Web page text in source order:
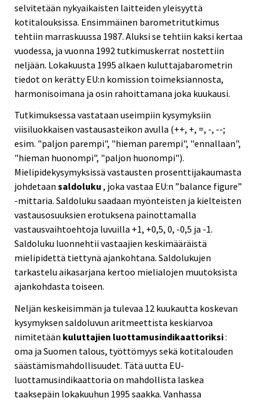
selvitetään nykyaikaisten laitteiden yleisyyttä
kotitalouksissa. Ensimmäinen barometritutkimus
tehtiin marraskuussa 1987. Aluksi se tehtiin kaksi kertaa
vuodessa, ja vuonna 1992 tutkimuskerrat nostettiin
neljään. Lokakuusta 1995 alkaen kuluttajabarometrin
tiedot on kerätty EU:n komission toimeksiannosta,
harmonisoimana ja osin rahoittamana joka kuukausi.
Tutkimuksessa vastataan useimpiin kysymyksiin
viisiluokkaisen vastausasteikon avulla (++, +, =, -, --;
esim. "paljon parempi", "hieman parempi", "ennallaan",
"hieman huonompi", "paljon huonompi").
Mielipidekysymyksissä vastausten prosenttijakaumasta
johdetaan saldoluku , joka vastaa EU:n ”balance figure”
-mittaria. Saldoluku saadaan myönteisten ja kielteisten
vastausosuuksien erotuksena painottamalla
vastausvaihtoehtoja luvuilla +1, +0,5, 0, -0,5 ja -1.
Saldoluku luonnehtii vastaajien keskimääräistä
mielipidettä tiettynä ajankohtana. Saldolukujen
tarkastelu aikasarjana kertoo mielialojen muutoksista
ajankohdasta toiseen.
Neljän keskeisimmän ja tulevaa 12 kuukautta koskevan
kysymyksen saldoluvun aritmeettista keskiarvoa
nimitetään kuluttajien luottamusindikaattoriksi:
oma ja Suomen talous, työttömyys sekä kotitalouden
säästämismahdollisuudet. Tätä uutta EU-
luottamusindikaattoria on mahdollista laskea
taaksepäin lokakuuhun 1995 saakka. Vanhassa